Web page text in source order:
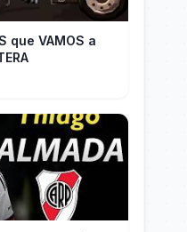
que VAMOS a